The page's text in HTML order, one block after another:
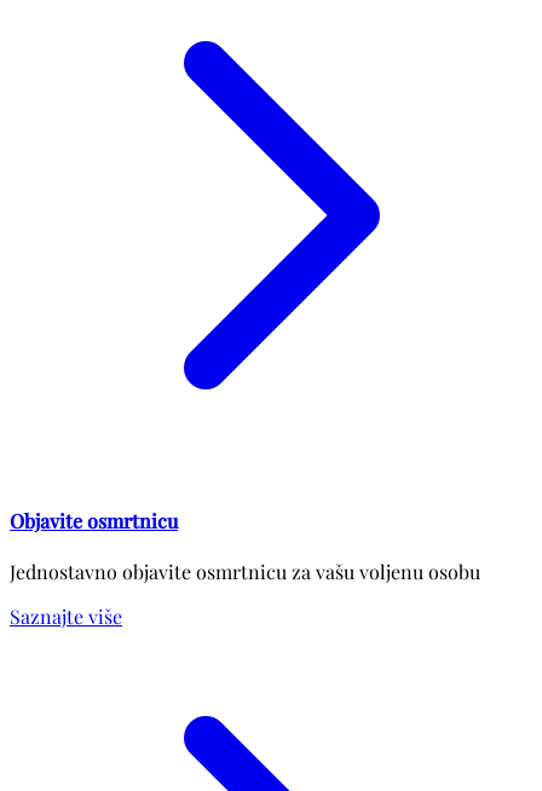
Objavite osmrtnicu
Jednostavno objavite osmrtnicu za vašu voljenu osobu
Saznajte više